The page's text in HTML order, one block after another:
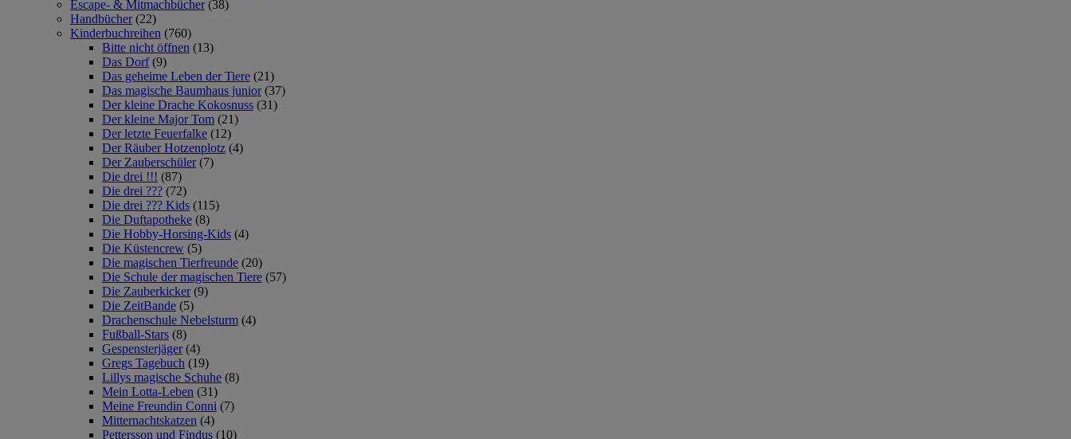
Escape- & Mitmachbücher (38)
Handbücher (22)
Kinderbuchreihen (760)
Bitte nicht öffnen (13)
Das Dorf (9)
Das geheime Leben der Tiere (21)
Das magische Baumhaus junior (37)
Der kleine Drache Kokosnuss (31)
Der kleine Major Tom (21)
Der letzte Feuerfalke (12)
Der Räuber Hotzenplotz (4)
Der Zauberschüler (7)
Die drei !!! (87)
Die drei ??? (72)
Die drei ??? Kids (115)
Die Duftapotheke (8)
Die Hobby-Horsing-Kids (4)
Die Küstencrew (5)
Die magischen Tierfreunde (20)
Die Schule der magischen Tiere (57)
Die Zauberkicker (9)
Die ZeitBande (5)
Drachenschule Nebelsturm (4)
Fußball-Stars (8)
Gespensterjäger (4)
Gregs Tagebuch (19)
Lillys magische Schuhe (8)
Mein Lotta-Leben (31)
Meine Freundin Conni (7)
Mitternachtskatzen (4)
Pettersson und Findus (10)